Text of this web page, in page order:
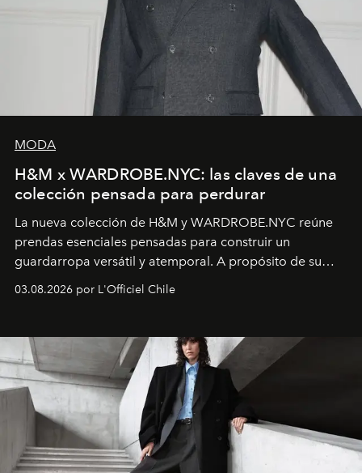
MODA
H&M x WARDROBE.NYC: las claves de una
colección pensada para perdurar
La nueva colección de H&M y WARDROBE.NYC reúne
prendas esenciales pensadas para construir un
guardarropa versátil y atemporal. A propósito de su
la asesora creativa y jefa de diseño global de la marca
y la filosofía detrás de la propuesta.
03.08.2026 por L'Officiel Chile